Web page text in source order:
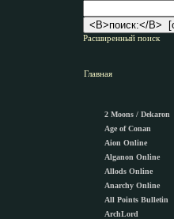
Расширенный поиск
Главная
2 Moons / Dekaron
Age of Conan
Aion Online
Alganon Оnline
Allods Online
Anarchy Online
All Points Bulletin
ArchLord